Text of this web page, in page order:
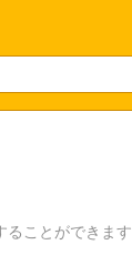
ことができま